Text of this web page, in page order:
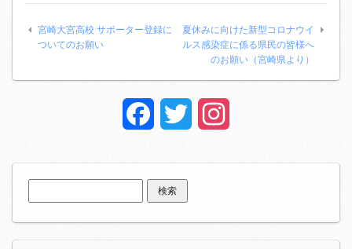
宮崎大宮高校 サポーター登録に
ついてのお願い
夏休みに向けた新型コロナウイ
ルス感染症に係る県民の皆様へ
のお願い（宮崎県より）
FacebookTwitter
索: